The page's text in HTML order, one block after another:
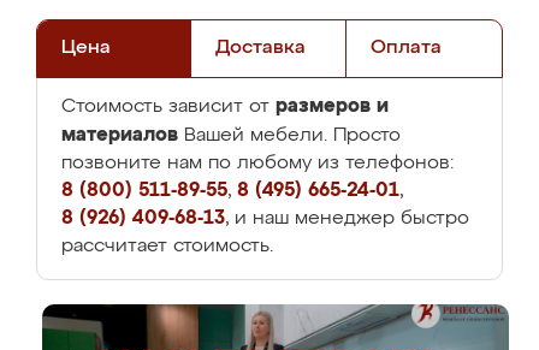
Цена Доставка Оплата
Стоимость зависит от размеров и
материалов Вашей мебели. Просто
позвоните нам по любому из телефонов:
8 (800) 511-89-55, 8 (495) 665-24-01,
8 (926) 409-68-13, и наш менеджер быстро
рассчитает стоимость.